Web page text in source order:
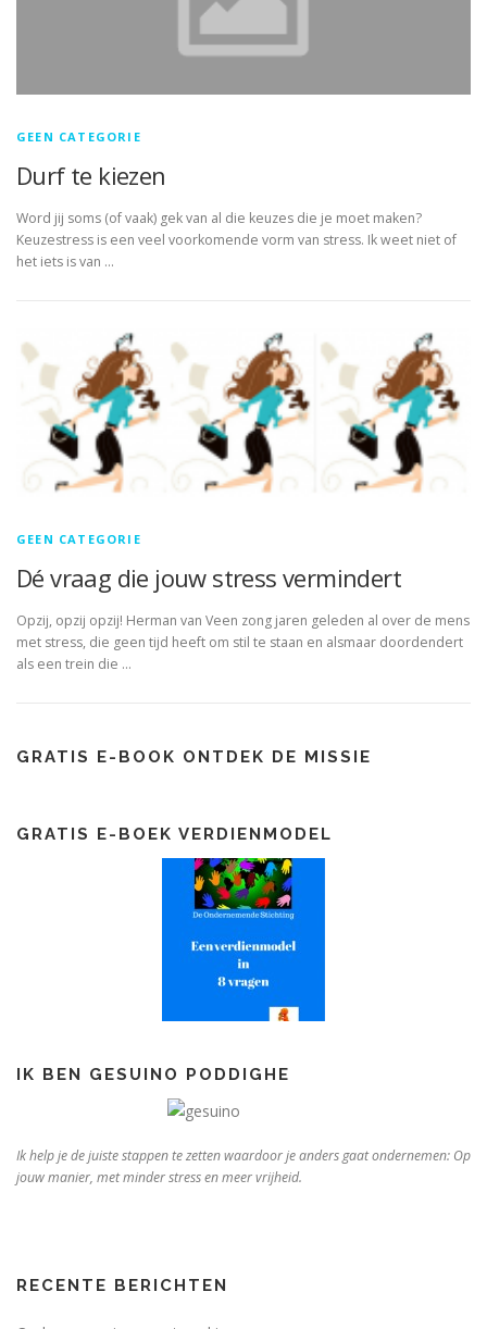
GEEN CATEGORIE
Durf te kiezen
Word jij soms (of vaak) gek van al die keuzes die je moet maken?
Keuzestress is een veel voorkomende vorm van stress. Ik weet niet of
het iets is van …
GEEN CATEGORIE
Dé vraag die jouw stress vermindert
Opzij, opzij opzij! Herman van Veen zong jaren geleden al over de mens
met stress, die geen tijd heeft om stil te staan en alsmaar doordendert
als een trein die …
GRATIS E-BOOK ONTDEK DE MISSIE
GRATIS E-BOEK VERDIENMODEL
IK BEN GESUINO PODDIGHE
Ik help je de juiste stappen te zetten waardoor je anders gaat ondernemen: Op
jouw manier, met minder stress en meer vrijheid.
RECENTE BERICHTEN